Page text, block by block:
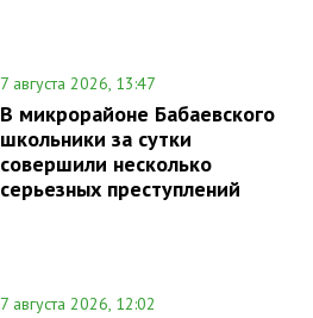
7 августа 2026, 13:47
В микрорайоне Бабаевского
школьники за сутки
совершили несколько
серьезных преступлений
7 августа 2026, 12:02